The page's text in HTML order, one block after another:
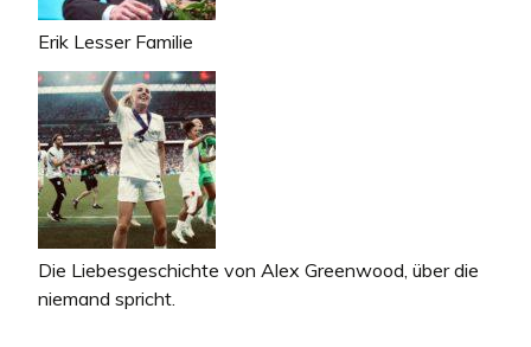
Erik Lesser Familie
Die Liebesgeschichte von Alex Greenwood, über die
niemand spricht.